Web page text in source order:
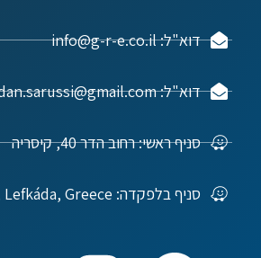
דוא"ל: info@g-r-e.co.il
דוא"ל: idan.sarussi@gmail.com
סניף ראשי: רחוב הדר 40, קיסריה
סניף בלפקדה: Ioannou Mela 6 , Lefkáda, Greece